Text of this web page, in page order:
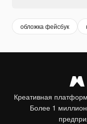
обложка фейсбук
Креативная
Более 1